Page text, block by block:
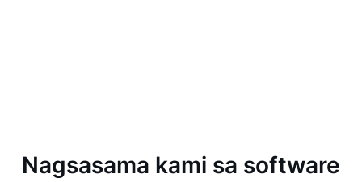
Nagsasama kami sa software